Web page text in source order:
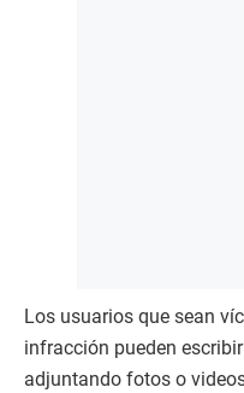
Los usuarios que sean
infracción pueden
adjuntando fotos o